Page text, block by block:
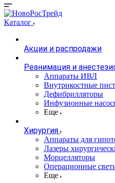
Каталог
Акции и распродажи
Реанимация и
Аппараты ИВЛ
Внутрикостные
Дефибрилляторы
Инфузионные
Еще
Хирургия
Аппараты для
Лазеры
Морцелляторы
Операционные
Еще